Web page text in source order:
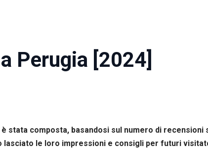
Perugia [2024]
composta, basandosi sul numero di recensioni
le loro impressioni e consigli per futuri